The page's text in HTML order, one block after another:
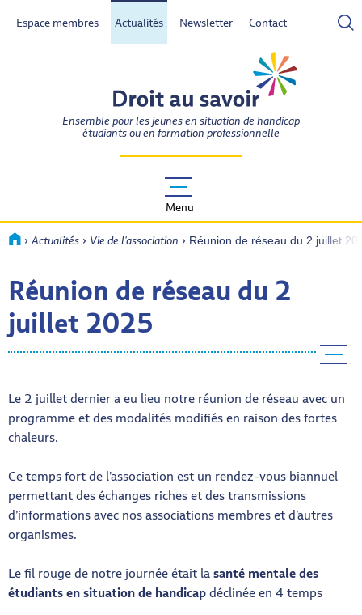
Espace membres
Actualités
Newsletter Contact
DROIT AU SAVOIR
Ensemble pour les jeunes en situation de handicap
étudiants ou en formation professionnelle
Menu
Accueil
› Actualités › Vie de l'association › Réunion de réseau du 2 juillet
Réunion de réseau du 2
juillet 2025
Le 2 juillet dernier a eu lieu notre réunion de réseau avec un
programme et des modalités modifiés en raison des fortes
chaleurs.
Ce temps fort de l’association est un rendez-vous biannuel
permettant des échanges riches et des transmissions
d’informations avec nos associations membres et d’autres
organismes.
Le fil rouge de notre journée était lasanté mentale des
étudiants en situation de handicapdéclinée en 4 temps